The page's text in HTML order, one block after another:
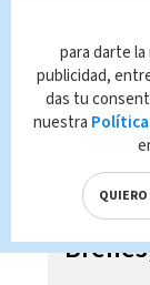
para darte
publicidad,
das tu
nuestra